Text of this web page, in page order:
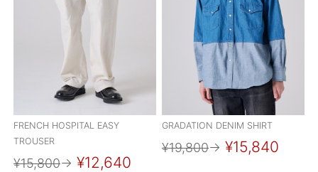
FRENCH HOSPITAL EASY
TROUSER
¥15,800→ ¥12,640
GRADATION DENIM SHIRT
¥19,800→ ¥15,840